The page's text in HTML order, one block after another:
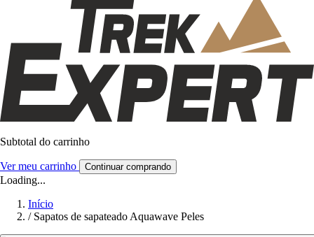
Subtotal do carrinho
Ver meu carrinho Continuar comprando
Loading...
Início
/ Sapatos de sapateado Aquawave Peles